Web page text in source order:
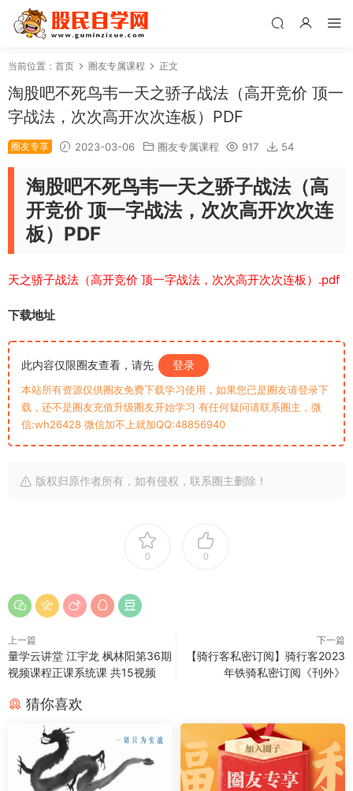
当前位置： 首页 圈友专属课程 正文
淘股吧不死鸟韦一天之骄子战法（高开竞价 顶一
字战法，次次高开次次连板）PDF
圈友专享 2023-03-06 圈友专属课程 917 54
淘股吧不死鸟韦一天之骄子战法（高
开竞价 顶一字战法，次次高开次次连
板）PDF
天之骄子战法（高开竞价 顶一字战法，次次高开次次连板）.pdf
下载地址
此内容仅限圈友查看，请先 登录
本站所有资源仅供圈友免费下载学习使用，如果您已是圈友请登录下
载，还不是圈友充值升级圈友开始学习 有任何疑问请联系圈主，微
信:wh26428 微信加不上就加QQ:48856940
版权归原作者所有，如有侵权，联系圈主删除！
0 0
上一篇
量学云讲堂 江宇龙 枫林阳第36期
视频课程正课系统课 共15视频
下一篇
【骑行客私密订阅】骑行客2023
年铁骑私密订阅《刊外》
猜你喜欢